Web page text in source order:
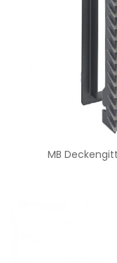
MB